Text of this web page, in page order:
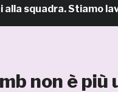
Stiamo
non è